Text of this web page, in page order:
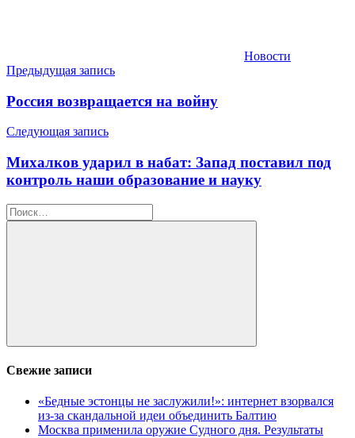
Новости
Навигация
по
Предыдущая запись
Россия возвращается на войну
Следующая запись
Михалков ударил в набат: Запад поставил под
контроль наши образование и науку
Найти:
Поиск
Свежие записи
«Бедные эстонцы не заслужили!»: интернет взорвался
из-за скандальной идеи объединить Балтию
Москва применила оружие Судного дня. Результаты